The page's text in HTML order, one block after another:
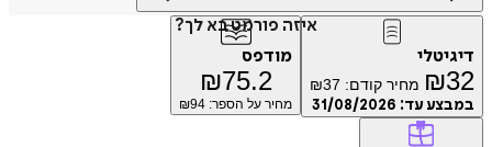
איזה פורמט בא לך?
₪ מחיר קודם: ₪37
עד:31/08/2026
מודפס
₪75.2
מחיר על הספר: ₪94